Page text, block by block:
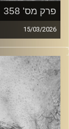
פרק מס' 358
15/03/2026
זיפים, מוזיקה
כל מה שחי,
עם שמוליק רגב.
קרדיט תמונות: